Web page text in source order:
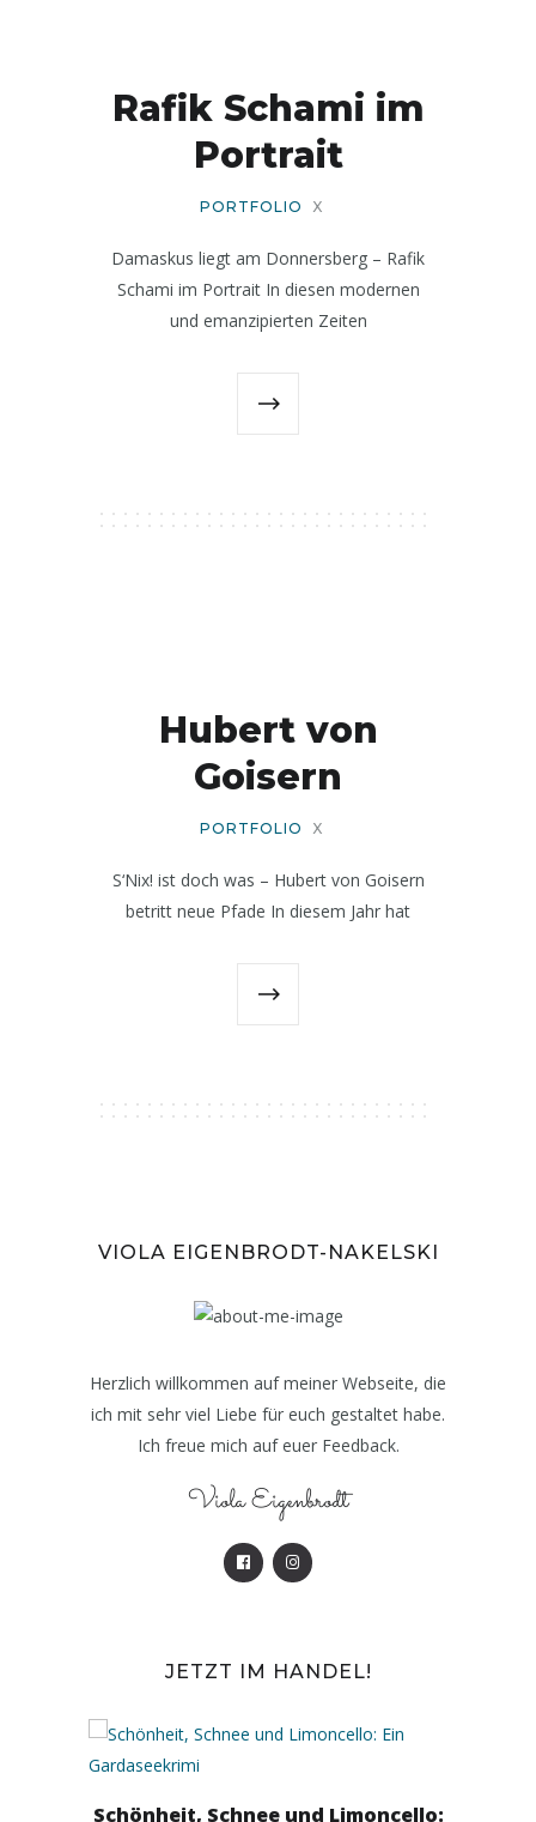
Rafik Schami im
Portrait
PORTFOLIO X
Damaskus liegt am Donnersberg – Rafik
Schami im Portrait In diesen modernen
und emanzipierten Zeiten
Hubert von
Goisern
PORTFOLIO X
S‘Nix! ist doch was – Hubert von Goisern
betritt neue Pfade In diesem Jahr hat
VIOLA EIGENBRODT-NAKELSKI
Herzlich willkommen auf meiner Webseite, die
ich mit sehr viel Liebe für euch gestaltet habe.
Ich freue mich auf euer Feedback.
Viola Eigenbrodt
JETZT IM HANDEL!
Schönheit, Schnee und Limoncello: